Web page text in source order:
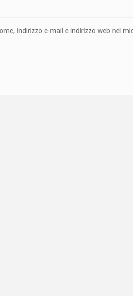
indirizzo e-mail e indirizzo web nel